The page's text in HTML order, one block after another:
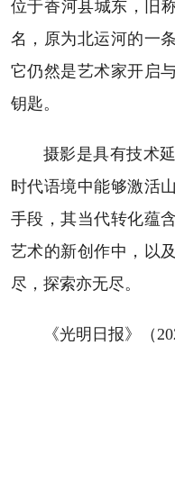
位于香河县城东，旧
名，原为北运河的一
它仍然是艺术家开启
钥匙。
摄影是具有技术
时代语境中能够激活
手段，其当代转化蕴
艺术的新创作中，以
尽，探索亦无尽。
《光明日报》（